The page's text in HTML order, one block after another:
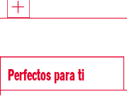
Perfectos para ti